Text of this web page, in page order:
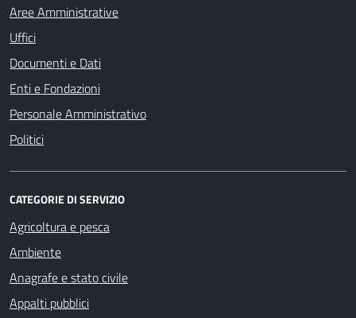
Aree Amministrative
Uffici
Documenti e Dati
Enti e Fondazioni
Personale Amministrativo
Politici
CATEGORIE DI SERVIZIO
Agricoltura e pesca
Ambiente
Anagrafe e stato civile
Appalti pubblici